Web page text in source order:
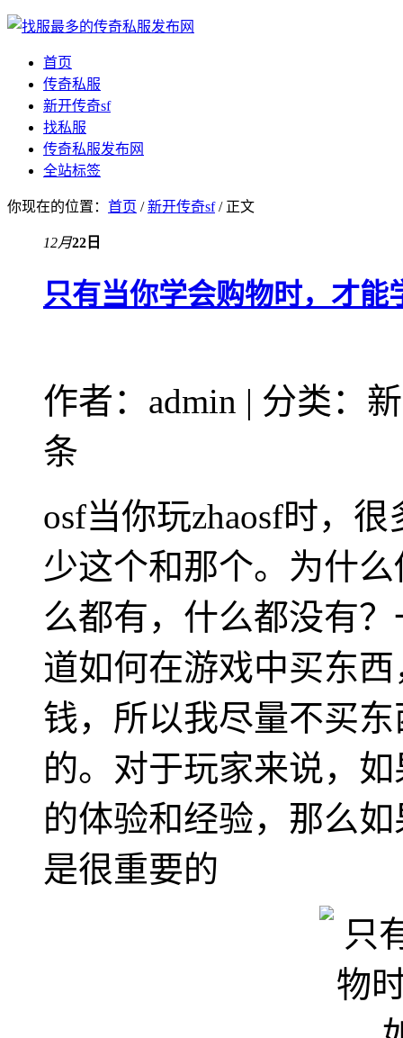
首页
传奇私服
新开传奇sf
找私服
传奇私服发布网
全站标签
你现在的位置： 首页 /新开传奇sf/ 正文
12月22日
只有当你学会购物时，才能
作者：admin | 分类：
条
osf当你玩zhaosf时，
少这个和那个。为什
么都有，什么都没有
道如何在游戏中买东
钱，所以我尽量不买
的。对于玩家来说，
的体验和经验，那么
是很重要的